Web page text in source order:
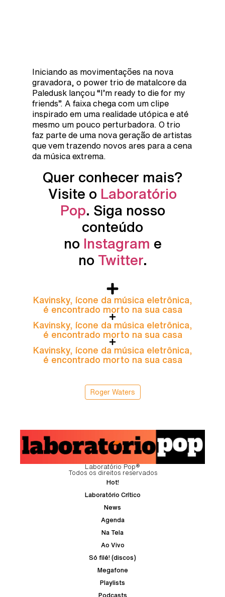
Iniciando as movimentações na nova
gravadora, o power trio de matalcore da
Paledusk lançou “I’m ready to die for my
friends”. A faixa chega com um clipe
inspirado em uma realidade utópica e até
mesmo um pouco perturbadora. O trio
faz parte de uma nova geração de artistas
que vem trazendo novos ares para a cena
da música extrema.
Quer conhecer mais?
Visite o Laboratório
Pop. Siga nosso
conteúdo
no Instagram e
no Twitter.
Kavinsky, ícone da música eletrônica,
é encontrado morto na sua casa
Kavinsky, ícone da música eletrônica,
é encontrado morto na sua casa
Kavinsky, ícone da música eletrônica,
é encontrado morto na sua casa
Roger Waters
Laboratório Pop®
Todos os direitos reservados
Hot!
Laboratório Crítico
News
Agenda
Na Tela
Ao Vivo
Só filé! (discos)
Megafone
Playlists
Podcasts